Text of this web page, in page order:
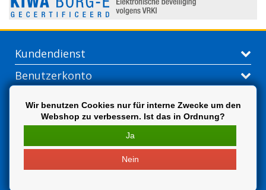
Kundendienst
Benutzerkonto
Extra
Wir benutzen Cookies nur für interne Zwecke um den
Webshop zu verbessern. Ist das in Ordnung?
Ja
Nein